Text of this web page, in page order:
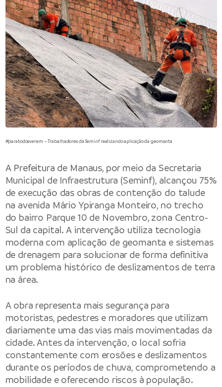
#paratodosverem – Trabalhadores da Seminf realizando aplicação da geomanta
A Prefeitura de Manaus, por meio da Secretaria
Municipal de Infraestrutura (Seminf), alcançou 75%
de execução das obras de contenção do talude
na avenida Mário Ypiranga Monteiro, no trecho
do bairro Parque 10 de Novembro, zona Centro-
Sul da capital. A intervenção utiliza tecnologia
moderna com aplicação de geomanta e sistemas
de drenagem para solucionar de forma definitiva
um problema histórico de deslizamentos de terra
na área.
A obra representa mais segurança para
motoristas, pedestres e moradores que utilizam
diariamente uma das vias mais movimentadas da
cidade. Antes da intervenção, o local sofria
constantemente com erosões e deslizamentos
durante os períodos de chuva, comprometendo a
mobilidade e oferecendo riscos à população.